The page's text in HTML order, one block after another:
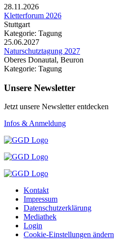
28.11.2026
Kletterforum 2026
Stuttgart
Kategorie: Tagung
25.06.2027
Naturschutztagung 2027
Oberes Donautal, Beuron
Kategorie: Tagung
Unsere Newsletter
Jetzt unsere Newsletter entdecken
Infos & Anmeldung
Kontakt
Impressum
Datenschutzerklärung
Mediathek
Login
Cookie-Einstellungen ändern